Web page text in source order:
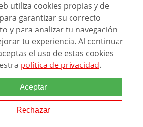
se ajusta al itinerario formativo del Módulo
en Restauración
las distintas Unidades de
y va dirigido...
utiliza cookies propias y de
garantizar su correcto
y para analizar tu navegación
tu experiencia. Al continuar
el uso de estas cookies
política de privacidad.
Aceptar
Rechazar